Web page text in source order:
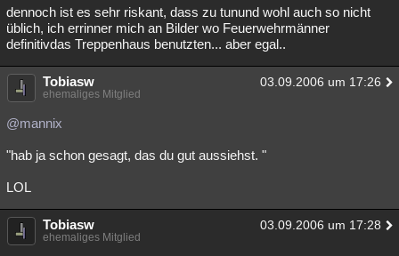
dennoch ist es sehr riskant, dass zu tunund wohl auch so nicht
üblich, ich errinner mich an Bilder wo Feuerwehrmänner
definitivdas Treppenhaus benutzten... aber egal..
Tobiasw 03.09.2006 um 17:26
ehemaliges Mitglied
@mannix
"hab ja schon gesagt, das du gut aussiehst. "
LOL
Tobiasw 03.09.2006 um 17:28
ehemaliges Mitglied